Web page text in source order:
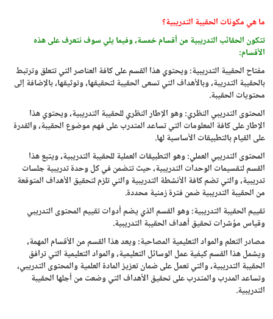
ما هي مكونات الحقيبة التدريبية؟
تتكون الحقائب التدريبية من أقسام خمسة، وفيما يلي سوف نتعرف على هذه
الأقسام:
مفتاح الحقيبة التدريبية: ويحتوي هذا القسم على كافة العناصر التي تتعلق وترتبط
بالحقيبة التدريبة، وبالأهداف التي تسعى الحقيبة لتحقيقها، وتوثيقها، بالإضافة إلى
محتويات الحقيبة.
المحتوى التدريبي النظري: وهو الإطار النظري للحقيبة التدريبية، ويحتوي هذا
الإطار على كافة المعلومات التي تساعد المتدرب على فهم موضوع الحقيبة، والقدرة
على القيام بالتطبيقات الأساسية لها.
المحتوى التدريبي العملي: وهو التطبيقات العملية للحقيبة التدريبية، ويتبع هذا
القسم لتقسيمات الوحدات التدريبية، حيث تتضمن في كل وحدة تدريبية جلسات
تدريبية، والتي تضم كافة الأنشطة التدريبية والتي تلزم لتحقيق الأهداف المتوقعة
من الحقيبة التدريبية ضمن فترة زمنية محددة.
تقييم الحقيبة التدريبية: وهو القسم الذي يضم أدوات تقييم المحتوى التدريبي
وقياس مؤشرات تحقيق أهداف الحقيبة التدريبية.
مصادر التعلم والمواد التعليمية المصاحبة: ويعد هذا القسم من الأقسام المهمة،
ويشمل هذا القسم كيفية عمل الوسائل التعليمية، والمواد التعليمية التي ترافق
الحقيبة التدريبية، والتي تعمل على ضمان تعزيز المادة العلمية والمحتوى التدريبي،
وتساعد المدرب والمتدرب على تحقيق الأهداف التي وضعت من أجلها الحقيبة
التدريبية.